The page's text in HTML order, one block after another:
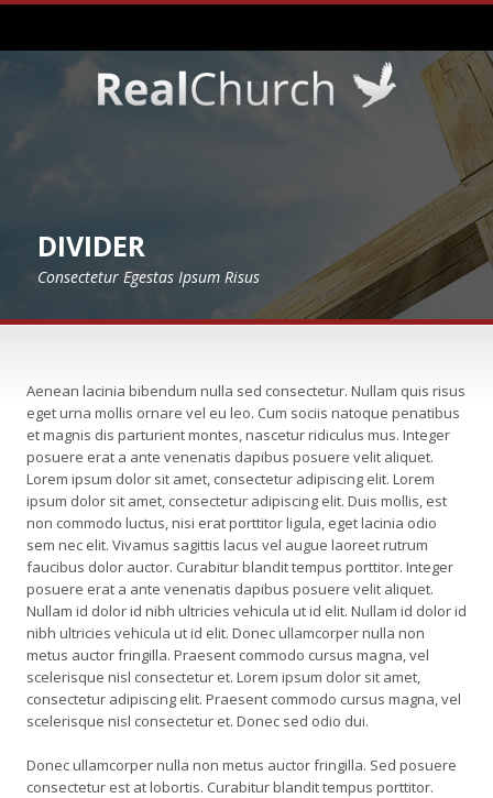
DIVIDER
Consectetur Egestas Ipsum Risus
Aenean lacinia bibendum nulla sed consectetur. Nullam quis risus
eget urna mollis ornare vel eu leo. Cum sociis natoque penatibus
et magnis dis parturient montes, nascetur ridiculus mus. Integer
posuere erat a ante venenatis dapibus posuere velit aliquet.
Lorem ipsum dolor sit amet, consectetur adipiscing elit. Lorem
ipsum dolor sit amet, consectetur adipiscing elit. Duis mollis, est
non commodo luctus, nisi erat porttitor ligula, eget lacinia odio
sem nec elit. Vivamus sagittis lacus vel augue laoreet rutrum
faucibus dolor auctor. Curabitur blandit tempus porttitor. Integer
posuere erat a ante venenatis dapibus posuere velit aliquet.
Nullam id dolor id nibh ultricies vehicula ut id elit. Nullam id dolor id
nibh ultricies vehicula ut id elit. Donec ullamcorper nulla non
metus auctor fringilla. Praesent commodo cursus magna, vel
scelerisque nisl consectetur et. Lorem ipsum dolor sit amet,
consectetur adipiscing elit. Praesent commodo cursus magna, vel
scelerisque nisl consectetur et. Donec sed odio dui.
Donec ullamcorper nulla non metus auctor fringilla. Sed posuere
consectetur est at lobortis. Curabitur blandit tempus porttitor.